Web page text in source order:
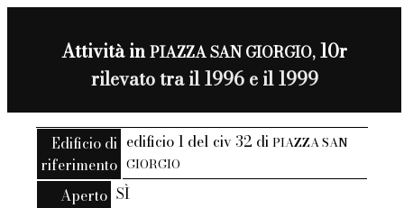
Attività inPIAZZA SAN GIORGIO,10r
rilevato tra il 1996 e il 1999
Edificio di
riferimento
edificio 1 del civ 32 diPIAZZA SAN
GIORGIO
Aperto SÌ